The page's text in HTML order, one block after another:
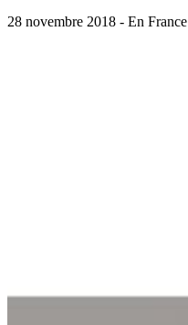
28 novembre 2018 - En France